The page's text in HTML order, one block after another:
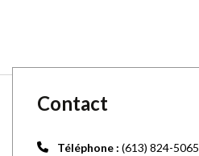
Contact
Téléphone : (613) 824-5065